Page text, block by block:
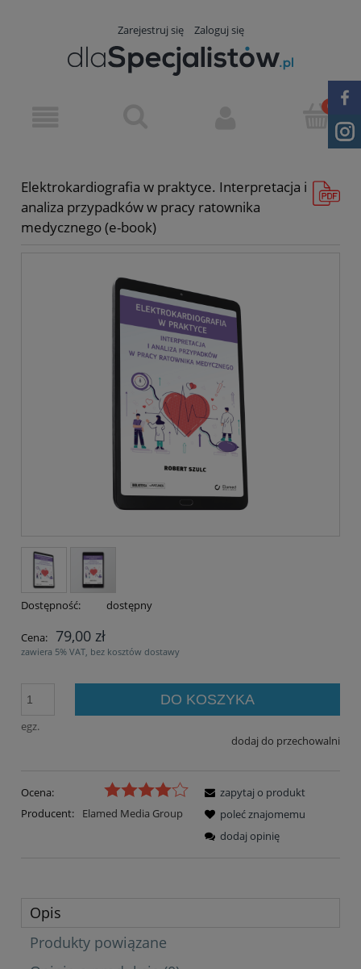
Zarejestruj się Zaloguj się
Elektrokardiografia w praktyce. Interpretacja i
analiza przypadków w pracy ratownika
medycznego (e-book)
Dostępność: dostępny
Cena: 79,00 zł
zawiera 5% VAT, bez kosztów dostawy
egz.
DO KOSZYKA
dodaj do przechowalni
Ocena:
Producent:
Elamed Media Group
zapytaj o produkt
poleć znajomemu
dodaj opinię
Opis
Produkty powiązane